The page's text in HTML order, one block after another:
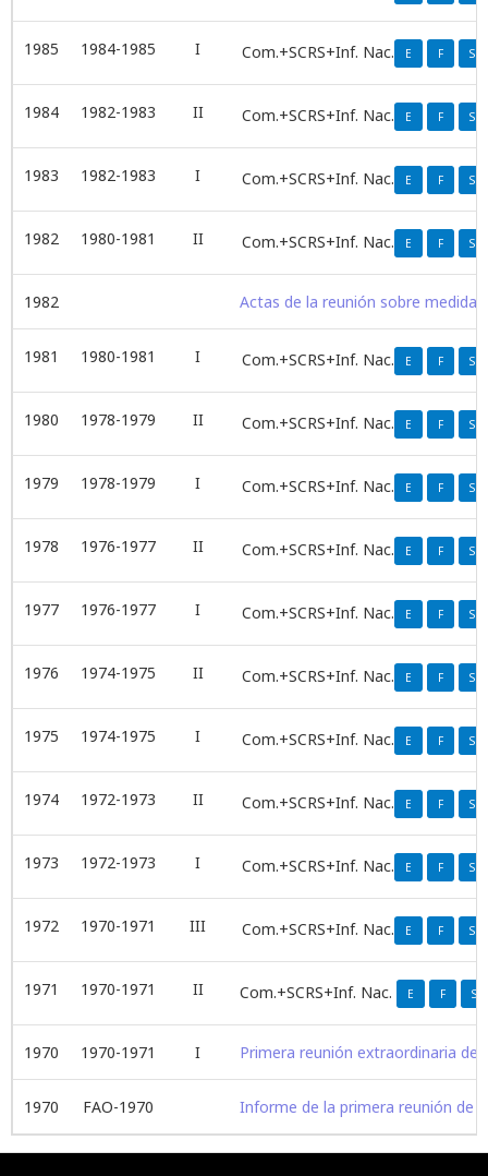
1985 1984-1985 I Com.+SCRS+Inf. Nac. E F S
1984 1982-1983 II Com.+SCRS+Inf. Nac. E F S
1983 1982-1983 I Com.+SCRS+Inf. Nac. E F S
1982 1980-1981 II Com.+SCRS+Inf. Nac. E F S
1982 Actas de la reunión sobre
1981 1980-1981 I Com.+SCRS+Inf. Nac. E F S
1980 1978-1979 II Com.+SCRS+Inf. Nac. E F S
1979 1978-1979 I Com.+SCRS+Inf. Nac. E F S
1978 1976-1977 II Com.+SCRS+Inf. Nac. E F S
1977 1976-1977 I Com.+SCRS+Inf. Nac. E F S
1976 1974-1975 II Com.+SCRS+Inf. Nac. E F S
1975 1974-1975 I Com.+SCRS+Inf. Nac. E F S
1974 1972-1973 II Com.+SCRS+Inf. Nac. E F S
1973 1972-1973 I Com.+SCRS+Inf. Nac. E F S
1972 1970-1971 III Com.+SCRS+Inf. Nac. E F S
1971 1970-1971 II Com.+SCRS+Inf. Nac. E F S
1970 1970-1971 I Primera reunión extraordinaria del
1970 FAO-1970 Informe de la primera reunión de